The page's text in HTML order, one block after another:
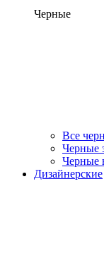
Черные
Все
Черные
Черные
Дизайнерские